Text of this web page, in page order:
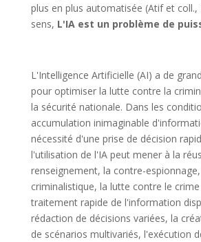
plus en plus automatisée (Atif et coll.,
sens, L'IA est un problème de
L'Intelligence Artificielle (AI) a de
pour optimiser la lutte contre la
la sécurité nationale. Dans les
accumulation inimaginable
nécessité d'une prise de décision
l'utilisation de l'IA peut mener à la
renseignement, la contre-
criminalistique, la lutte contre le
traitement rapide de l'information
rédaction de décisions variées, la
de scénarios multivariés, l'exécution